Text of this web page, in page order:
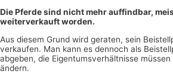
Die Pferde sind nicht mehr auffindbar,
weiterverkauft worden.
Aus diesem Grund wird geraten, sein
verkaufen. Man kann es dennoch als
abgeben, die Eigentumsverhältnisse
ändern.